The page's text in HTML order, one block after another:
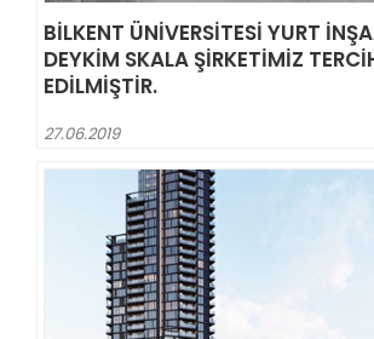
BILKENT ÜNIVERSITESI YURT
DEYKIM SKALA ŞIRKETIMIZ
EDILMIŞTIR.
27.06.2019